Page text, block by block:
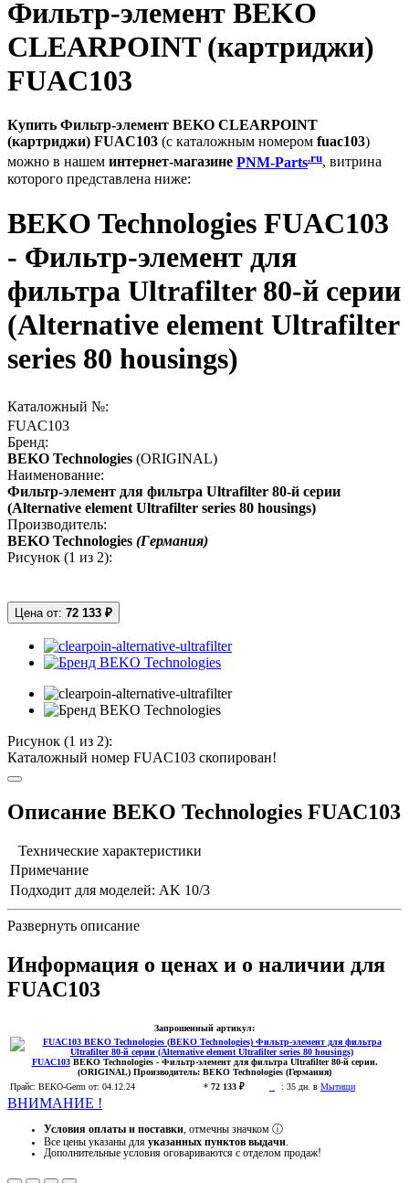
Фильтр-элемент BEKO
CLEARPOINT (картриджи)
FUAC103
Купить Фильтр-элемент BEKO CLEARPOINT
(картриджи) FUAC103 (с каталожным номером fuac103)
можно в нашем интернет-магазине PNM-Parts.ru, витрина
которого представлена ниже:
BEKO Technologies FUAC103
- Фильтр-элемент для
фильтра Ultrafilter 80-й серии
(Alternative element Ultrafilter
series 80 housings)
Каталожный №:
FUAC103
Бренд:
BEKO Technologies (ORIGINAL)
Наименование:
Фильтр-элемент для фильтра Ultrafilter 80-й серии
(Alternative element Ultrafilter series 80 housings)
Производитель:
BEKO Technologies (Германия)
Рисунок (1 из 2):
Цена от: 72 133 ₽
Рисунок (1 из 2):
Каталожный номер FUAC103 скопирован!
Описание BEKO Technologies FUAC103
Технические характеристики
Примечание
Подходит для моделей: AK 10/3
Развернуть описание
Информация о ценах и о наличии для
FUAC103
Запрошенный артикул:
FUAC103 BEKO Technologies - Фильтр-элемент для фильтра Ultrafilter 80-й серии.
(ORIGINAL) Производитель: BEKO Technologies (Германия)
Прайс: BEKO-Germ от: 04.12.24 * 72 133 ₽ : 35 дн. в Мытищи
ВНИМАНИЕ !
Условия оплаты и поставки , отмечны значком ⓘ
Все цены указаны для указанных пунктов выдачи
Дополнительные условия оговариваются с отделом продаж!